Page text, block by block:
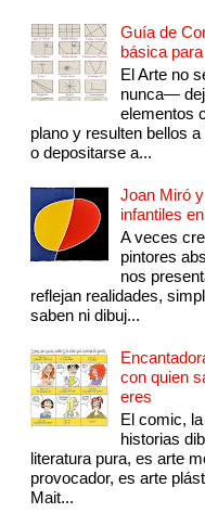
Guía de
básica
El Arte no
nunca—
elementos
plano y resulten bellos
o depositarse a...
Joan Miró
infantiles
A veces
pintores
nos
reflejan realidades,
saben ni dibuj...
con quien
eres
El comic,
historias
literatura pura, es arte
provocador, es arte
Mait...